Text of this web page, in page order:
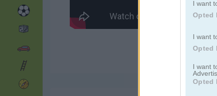
I want
Opted
I want
Opted
I want
Opted